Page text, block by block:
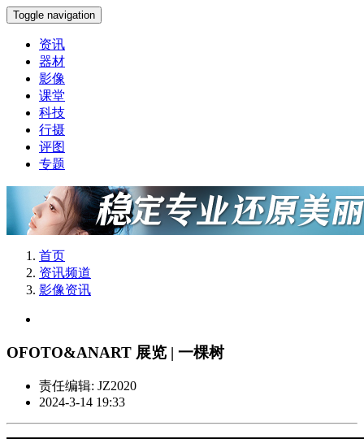
Toggle navigation
资讯
器材
影像
课堂
科技
行摄
评图
专题
首页
资讯频道
影像资讯
OFOTO&ANART 展览 | 一棵树
责任编辑: JZ2020
2024-3-14 19:33